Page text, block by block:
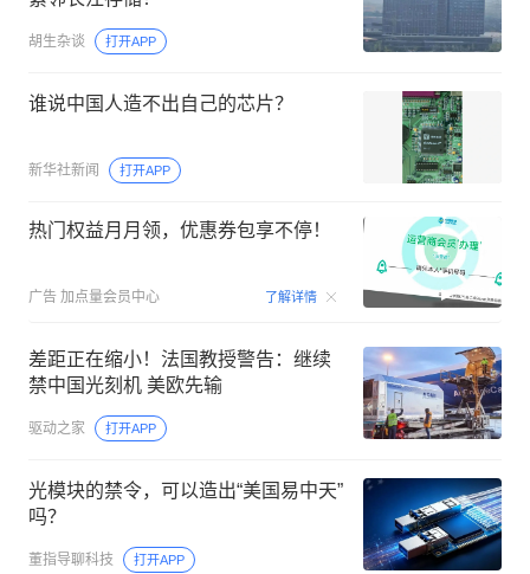
胡生杂谈 打开APP
谁说中国人造不出自己的芯片？
新华社新闻 打开APP
热门权益月月领，优惠券包享不停！
广告 加点量会员中心 了解详情 00:15
差距正在缩小！法国教授警告：继续
禁中国光刻机 美欧先输
驱动之家 打开APP
光模块的禁令，可以造出“美国易中天”
吗？
董指导聊科技 打开APP